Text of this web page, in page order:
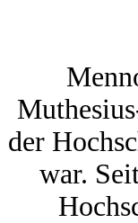
der
war.